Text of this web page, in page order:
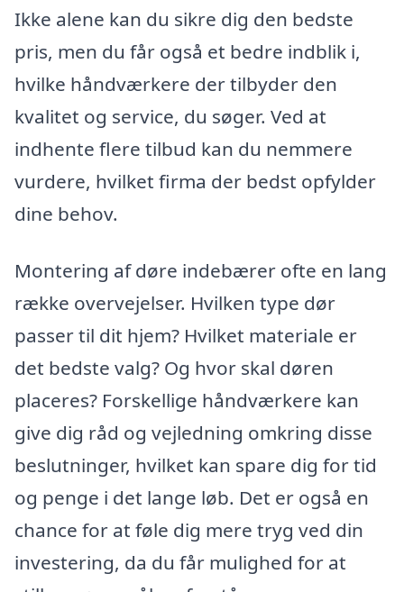
Ikke alene kan du sikre dig den bedste
pris, men du får også et bedre indblik i,
hvilke håndværkere der tilbyder den
kvalitet og service, du søger. Ved at
indhente flere tilbud kan du nemmere
vurdere, hvilket firma der bedst opfylder
dine behov.
Montering af døre indebærer ofte en lang
række overvejelser. Hvilken type dør
passer til dit hjem? Hvilket materiale er
det bedste valg? Og hvor skal døren
placeres? Forskellige håndværkere kan
give dig råd og vejledning omkring disse
beslutninger, hvilket kan spare dig for tid
og penge i det lange løb. Det er også en
chance for at føle dig mere tryg ved din
investering, da du får mulighed for at